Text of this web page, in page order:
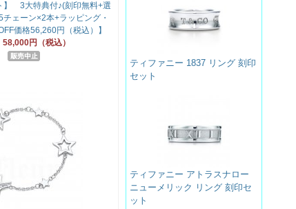
】 3大特典付♪(刻印無料+選
ェーン×2本+ラッピング・
価格56,260円（税込）】
58,000円（税込）
ティファニー 1837 リング 刻印
セット
ティファニー アトラスナロー
ニューメリック リング 刻印セ
ット